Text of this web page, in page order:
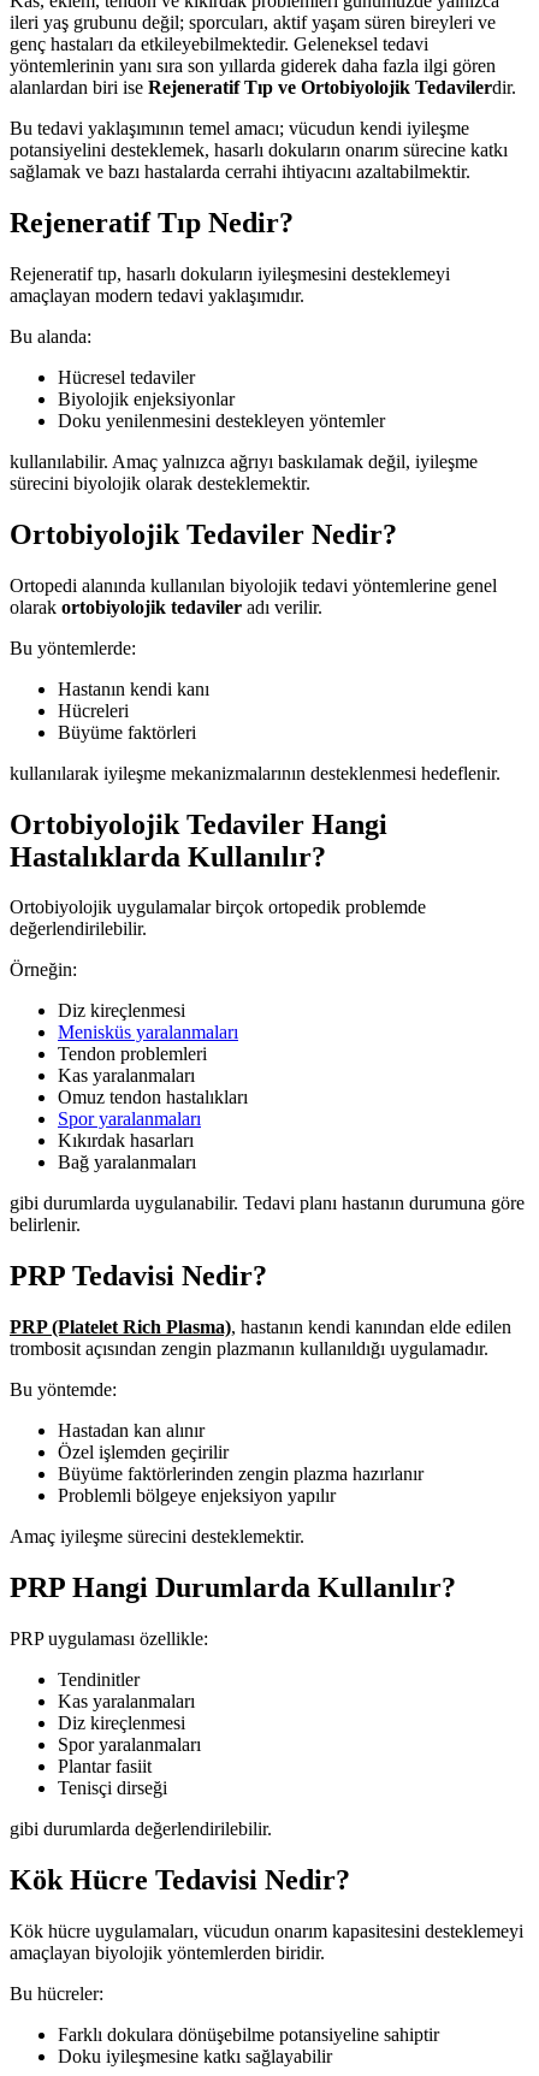
ileri yaş grubunu değil; sporcuları, aktif yaşam süren bireyleri ve
genç hastaları da etkileyebilmektedir. Geleneksel tedavi
yöntemlerinin yanı sıra son yıllarda giderek daha fazla ilgi gören
alanlardan biri ise Rejeneratif Tıp ve Ortobiyolojik Tedavilerdir.
Bu tedavi yaklaşımının temel amacı; vücudun kendi iyileşme
potansiyelini desteklemek, hasarlı dokuların onarım sürecine katkı
sağlamak ve bazı hastalarda cerrahi ihtiyacını azaltabilmektir.
Rejeneratif Tıp Nedir?
Rejeneratif tıp, hasarlı dokuların iyileşmesini desteklemeyi
amaçlayan modern tedavi yaklaşımıdır.
Bu alanda:
Hücresel tedaviler
Biyolojik enjeksiyonlar
Doku yenilenmesini destekleyen yöntemler
kullanılabilir. Amaç yalnızca ağrıyı baskılamak değil, iyileşme
sürecini biyolojik olarak desteklemektir.
Ortobiyolojik Tedaviler Nedir?
Ortopedi alanında kullanılan biyolojik tedavi yöntemlerine genel
olarak ortobiyolojik tedaviler adı verilir.
Bu yöntemlerde:
Hastanın kendi kanı
Hücreleri
Büyüme faktörleri
kullanılarak iyileşme mekanizmalarının desteklenmesi hedeflenir.
Ortobiyolojik Tedaviler Hangi
Hastalıklarda Kullanılır?
Ortobiyolojik uygulamalar birçok ortopedik problemde
değerlendirilebilir.
Örneğin:
Diz kireçlenmesi
Menisküs yaralanmaları
Tendon problemleri
Kas yaralanmaları
Omuz tendon hastalıkları
Spor yaralanmaları
Kıkırdak hasarları
Bağ yaralanmaları
gibi durumlarda uygulanabilir. Tedavi planı hastanın durumuna göre
belirlenir.
PRP Tedavisi Nedir?
PRP (Platelet Rich Plasma), hastanın kendi kanından elde edilen
trombosit açısından zengin plazmanın kullanıldığı uygulamadır.
Bu yöntemde:
Hastadan kan alınır
Özel işlemden geçirilir
Büyüme faktörlerinden zengin plazma hazırlanır
Problemli bölgeye enjeksiyon yapılır
Amaç iyileşme sürecini desteklemektir.
PRP Hangi Durumlarda Kullanılır?
PRP uygulaması özellikle:
Tendinitler
Kas yaralanmaları
Diz kireçlenmesi
Spor yaralanmaları
Plantar fasiit
Tenisçi dirseği
gibi durumlarda değerlendirilebilir.
Kök Hücre Tedavisi Nedir?
Kök hücre uygulamaları, vücudun onarım kapasitesini desteklemeyi
amaçlayan biyolojik yöntemlerden biridir.
Bu hücreler:
Farklı dokulara dönüşebilme potansiyeline sahiptir
Doku iyileşmesine katkı sağlayabilir